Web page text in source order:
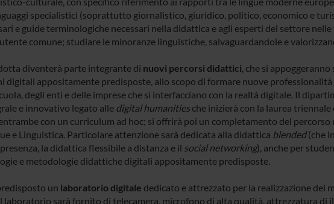
specialistici (soprattutto giornalistico, giuridico, politico, economico e
e guide terminologiche necessari nella didattica e agli esperti del settore
comune; studiare le minoranze linguistiche, salvaguardandole e
diventerà parte integrante di nuovi percorsi didattici , che si
digitali appositamente predisposte, allo scopo di formare nuove professionalità
degli enti e delle imprese che si interfacciano con la realtà digitale. Il
e innovativo legato alle digital humanitiesche inizierà con la laurea triennale
con un curriculum ad hoc; si offrirà poi un completamento del
e Linguistica. Particolare attenzione sarà dedicata alla didattica blended(che
la didattica flessibile a distanza e il social networking), anche per
e metodologie didattiche digitali appositamente predisposte.
un laboratorio digitale dedicato e attrezzato per la realizzazione dei
laboratorio sarà fornito di telecamera, microfono di alta qualità, attrezzatura di